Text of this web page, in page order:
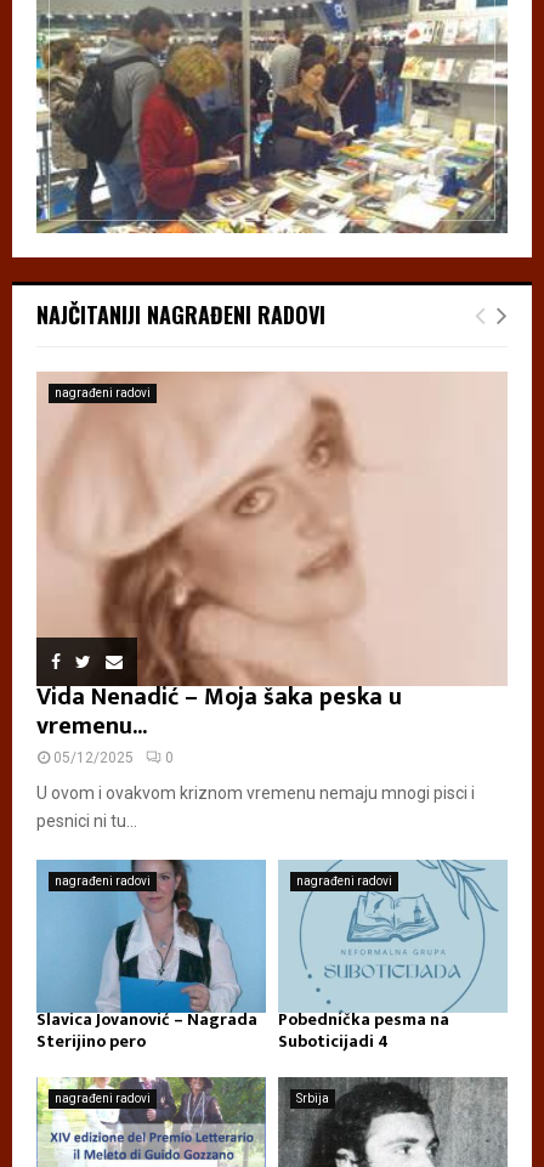
NAJČITANIJI NAGRAĐENI RADOVI
nagrađeni radovi
Vida Nenadić – Moja šaka peska u
vremenu...
05/12/2025 0
U ovom i ovakvom kriznom vremenu nemaju mnogi pisci i
pesnici ni tu...
nagrađeni radovi
Slavica Jovanović – Nagrada
Sterijino pero
nagrađeni radovi
Pobednička pesma na
Suboticijadi 4
nagrađeni radovi Srbija